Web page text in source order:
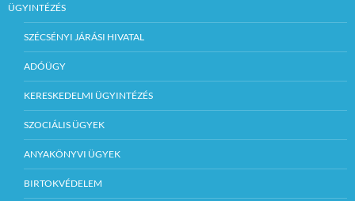
ÜGYINTÉZÉS
SZÉCSÉNYI JÁRÁSI HIVATAL
ADÓÜGY
KERESKEDELMI ÜGYINTÉZÉS
SZOCIÁLIS ÜGYEK
ANYAKÖNYVI ÜGYEK
BIRTOKVÉDELEM